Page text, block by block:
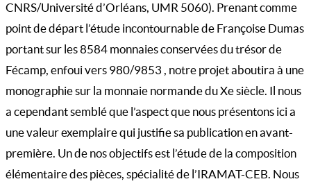
CNRS/Université d’Orléans, UMR 5060). Prenant comme
point de départ l’étude incontournable de Françoise Dumas
portant sur les 8584 monnaies conservées du trésor de
Fécamp, enfoui vers 980/9853 , notre projet aboutira à une
monographie sur la monnaie normande du Xe siècle. Il nous
a cependant semblé que l’aspect que nous présentons ici a
une valeur exemplaire qui justifie sa publication en avant-
première. Un de nos objectifs est l’étude de la composition
élémentaire des pièces, spécialité de l’IRAMAT-CEB. Nous